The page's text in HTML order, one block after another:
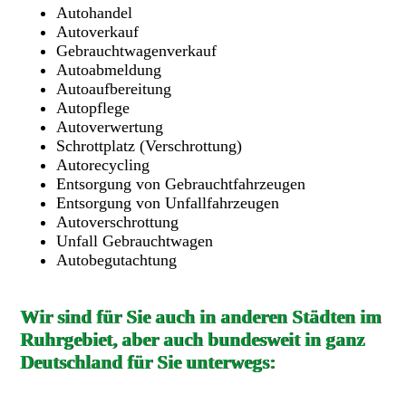
Autohandel
Autoverkauf
Gebrauchtwagenverkauf
Autoabmeldung
Autoaufbereitung
Autopflege
Autoverwertung
Schrottplatz (Verschrottung)
Autorecycling
Entsorgung von Gebrauchtfahrzeugen
Entsorgung von Unfallfahrzeugen
Autoverschrottung
Unfall Gebrauchtwagen
Autobegutachtung
Wir sind für Sie auch in anderen Städten im
Ruhrgebiet, aber auch bundesweit in ganz
Deutschland für Sie unterwegs: